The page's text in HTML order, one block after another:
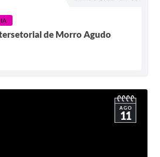
de Morro Agudo
AGO
11